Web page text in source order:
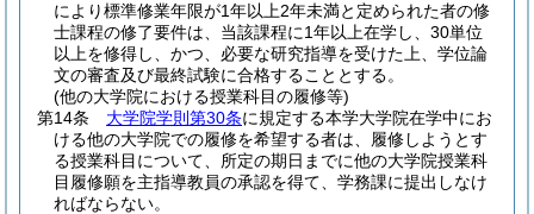
により標準修業年限が1年以上2年未満と定められた者の修
士課程の修了要件は、当該課程に1年以上在学し、30単位
以上を修得し、かつ、必要な研究指導を受けた上、学位論
文の審査及び最終試験に合格することとする。
(他の大学院における授業科目の履修等)
第14条
大学院学則第30条に規定する本学大学院在学中にお
ける他の大学院での履修を希望する者は、履修しようとす
る授業科目について、所定の期日までに他の大学院授業科
目履修願を主指導教員の承認を得て、学務課に提出しなけ
ればならない。